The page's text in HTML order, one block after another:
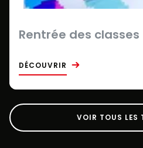
Rentrée des classes
DÉCOUVRIR
VOIR TOUS LES